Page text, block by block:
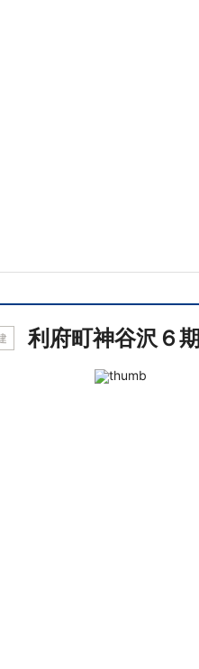
利府町神谷沢６期